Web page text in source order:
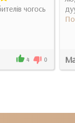
чогось
4 0